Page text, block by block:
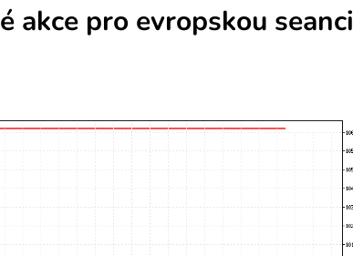
akce pro evropskou seanci